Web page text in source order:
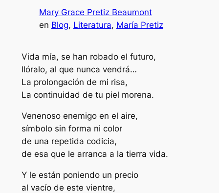
Mary Grace Pretiz Beaumont
en Blog, Literatura, María Pretiz
Vida mía, se han robado el futuro,
llóralo, al que nunca vendrá…
La prolongación de mi risa,
La continuidad de tu piel morena.
Venenoso enemigo en el aire,
símbolo sin forma ni color
de una repetida codicia,
de esa que le arranca a la tierra vida.
Y le están poniendo un precio
al vacío de este vientre,